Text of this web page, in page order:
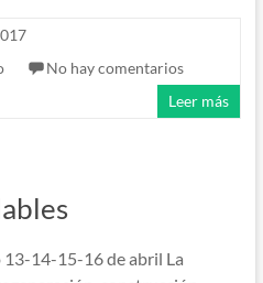
No hay comentarios
Leer más
14-15-16 de abril La